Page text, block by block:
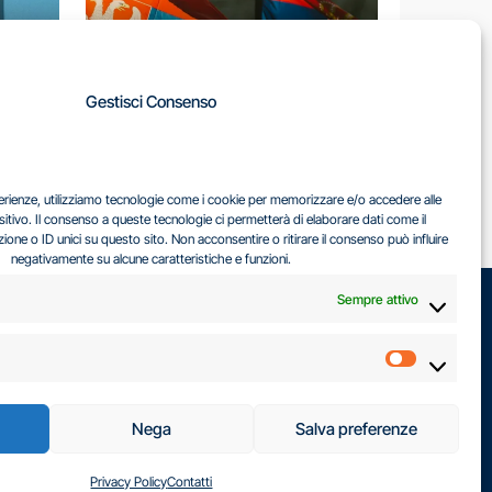
Gestisci Consenso
utilizziamo tecnologie come i cookie per memorizzare e/o accedere alle
Il consenso a queste tecnologie ci permetterà di elaborare dati come il
o ID unici su questo sito. Non acconsentire o ritirare il consenso può influire
negativamente su alcune caratteristiche e funzioni.
Sempre attivo
Nega Salva preferenze
Privacy PolicyContatti